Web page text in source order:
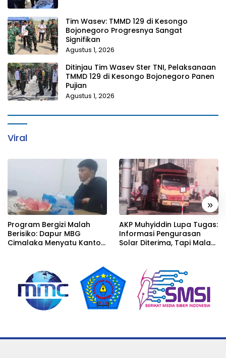
Tim Wasev: TMMD 129 di Kesongo
Bojonegoro Progresnya Sangat
Signifikan
Agustus 1, 2026
Ditinjau Tim Wasev Ster TNI, Pelaksanaan
TMMD 129 di Kesongo Bojonegoro Panen
Pujian
Agustus 1, 2026
Viral
« »
Program Bergizi Malah
Berisiko: Dapur MBG
Cimalaka Menyatu Kantor
AKP Muhyiddin Lupa Tugas:
Informasi Pengurasan
Solar Diterima, Tapi Malah